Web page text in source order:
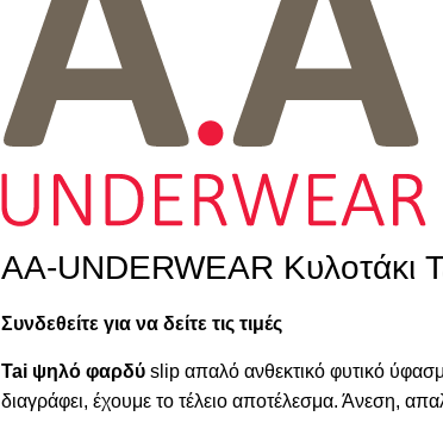
AA-UNDERWEAR Κυλοτάκι
Συνδεθείτε για να δείτε τις τιμές
Tai ψηλό φαρδύ slip απαλό ανθεκτικό φυτικό
διαγράφει, έχουμε το τέλειο αποτέλεσμα. Άνεση,